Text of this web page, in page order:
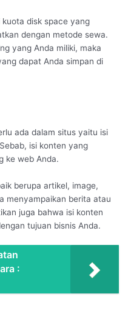
disk space yang
dengan metode sewa.
yang Anda miliki, maka
dapat Anda simpan di
ada dalam situs yaitu isi
isi konten yang
ke web Anda.
berupa artikel, image,
menyampaikan berita atau
juga bahwa isi konten
tujuan bisnis Anda.
: